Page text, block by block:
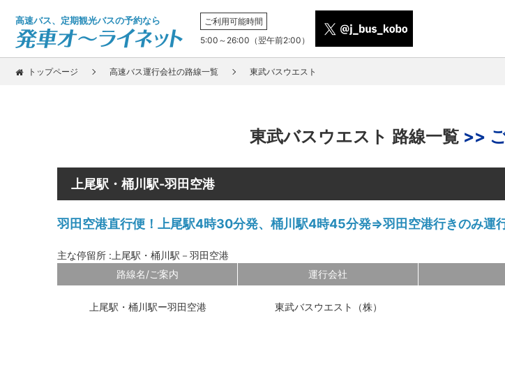
高速バス、定期観光バスの予約なら
ご利用可能時間
5:00～26:00（翌午前2:00）
トップページ 高速バス運行会社の路線一覧 東武バスウエスト
東武バスウエスト 路線一覧 >>
上尾駅・桶川駅-羽田空港
羽田空港直行便！上尾駅4時30分発、桶川駅4時45分発⇒羽田空港行きのみ運行
主な停留所 :上尾駅・桶川駅－羽田空港
路線名/ご案内
上尾駅・桶川駅ー羽田空港
運行会社
東武バスウエスト（株）